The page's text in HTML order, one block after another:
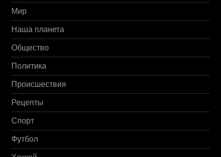
Мир
Наша планета
Общество
Политика
Происшествия
Рецепты
Спорт
Футбол